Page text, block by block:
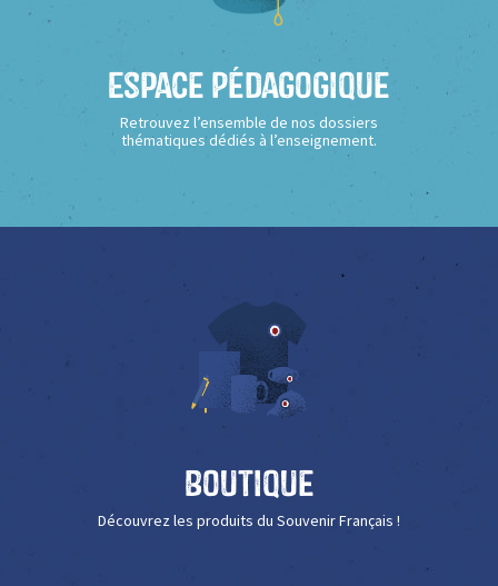
Espace Pédagogique
Retrouvez l’ensemble de nos dossiers
thématiques dédiés à l’enseignement.
Boutique
Découvrez les produits du Souvenir Français !